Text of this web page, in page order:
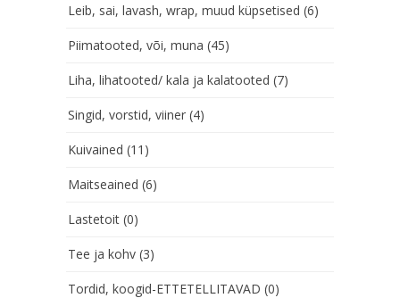
Leib, sai, lavash, wrap, muud küpsetised (6)
Piimatooted, või, muna (45)
Liha, lihatooted/ kala ja kalatooted (7)
Singid, vorstid, viiner (4)
Kuivained (11)
Maitseained (6)
Lastetoit (0)
Tee ja kohv (3)
Tordid, koogid-ETTETELLITAVAD (0)